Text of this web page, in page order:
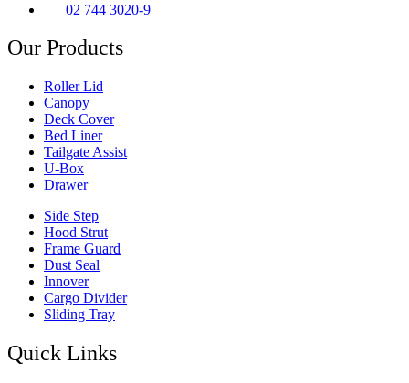
02 744 3020-9
Our Products
Roller Lid
Canopy
Deck Cover
Bed Liner
Tailgate Assist
U-Box
Drawer
Side Step
Hood Strut
Frame Guard
Dust Seal
Innover
Cargo Divider
Sliding Tray
Quick Links